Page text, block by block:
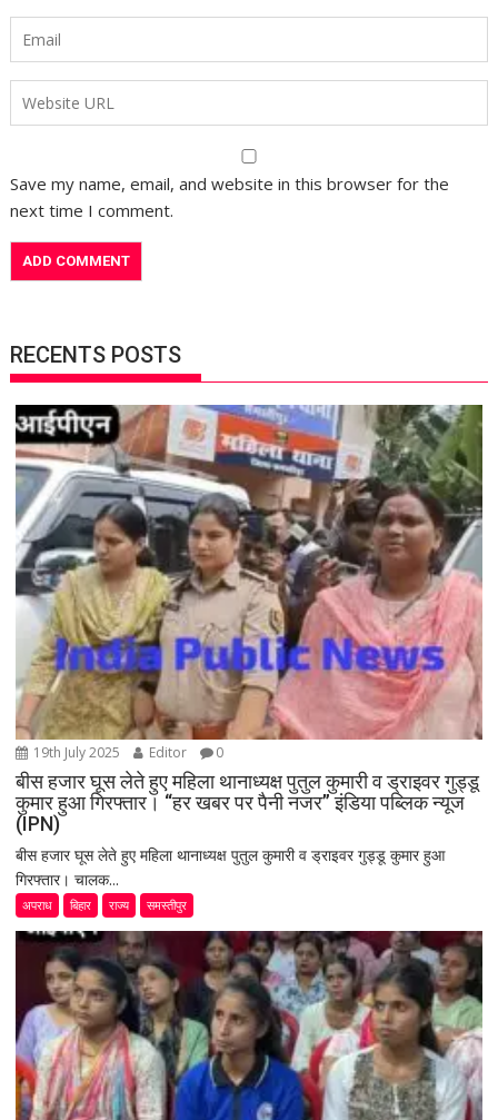
Save my name, email, and website in this browser for the
next time I comment.
RECENTS POSTS
19th July 2025 Editor 0
बीस हजार घूस लेते हुए महिला थानाध्यक्ष पुतुल कुमारी व ड्राइवर गुड्डू
कुमार हुआ गिरफ्तार। “हर खबर पर पैनी नजर” इंडिया पब्लिक न्यूज
(IPN)
बीस हजार घूस लेते हुए महिला थानाध्यक्ष पुतुल कुमारी व ड्राइवर गुड्डू कुमार हुआ
गिरफ्तार। चालक...
अपराध बिहार राज्य समस्तीपुर